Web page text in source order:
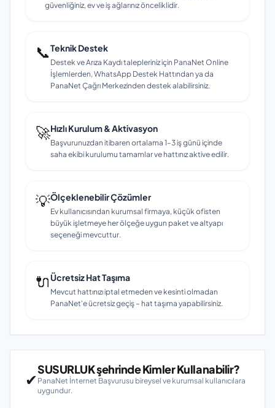
güvenliğiniz, ev ve iş ağlarınız önceliklidir.
📞Teknik Destek
Destek ve Arıza Kaydı talepleriniz için PanaNet Online
İşlemlerden, WhatsApp Destek Hattından ya da
PanaNet Çağrı Merkezinden destek alabilirsiniz.
🚀Hızlı Kurulum & Aktivasyon
Başvurunuzdan itibaren ortalama 1–3 iş günü içinde
saha ekibi kurulumu tamamlar ve hattınız aktive edilir.
💡Ölçeklenebilir Çözümler
Ev kullanıcısından kurumsal firmaya, küçük ofisten
büyük işletmeye her ölçeğe uygun paket ve altyapı
seçeneği mevcuttur.
🔌Ücretsiz Hat Taşıma
Mevcut hattınızı iptal etmeden ve kesinti olmadan
PanaNet'e ücretsiz geçiş – hat taşıma yapabilirsiniz.
✔
SUSURLUK şehrinde Kimler Kullanabilir?
PanaNet İnternet Başvurusu bireysel ve kurumsal kullanıcılara
uygundur.